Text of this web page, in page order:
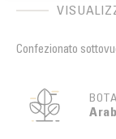
Confezionato